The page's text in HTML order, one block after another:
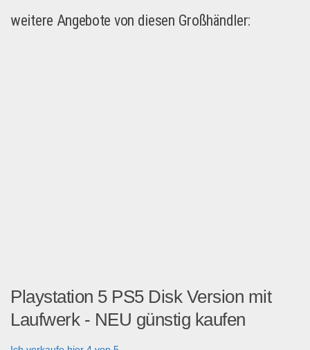
weitere Angebote von diesen Großhändler:
Playstation 5 PS5 Disk Version mit
Laufwerk - NEU günstig kaufen